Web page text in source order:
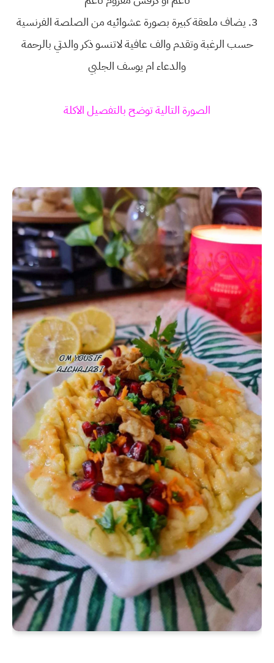
3. يضاف ملعقة كبيرة بصورة عشوائيه من الصلصة الفرنسية
حسب الرغبة وتقدم والف عافية لاتنسو ذكر والدتي بالرحمة
والدعاء ام يوسف الجلبي
الصورة التالية توضح بالتفصيل الاكلة